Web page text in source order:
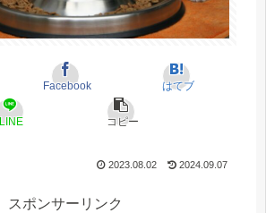
Facebook はてブ
LINE コピー
2023.08.02 2024.09.07
スポンサーリンク